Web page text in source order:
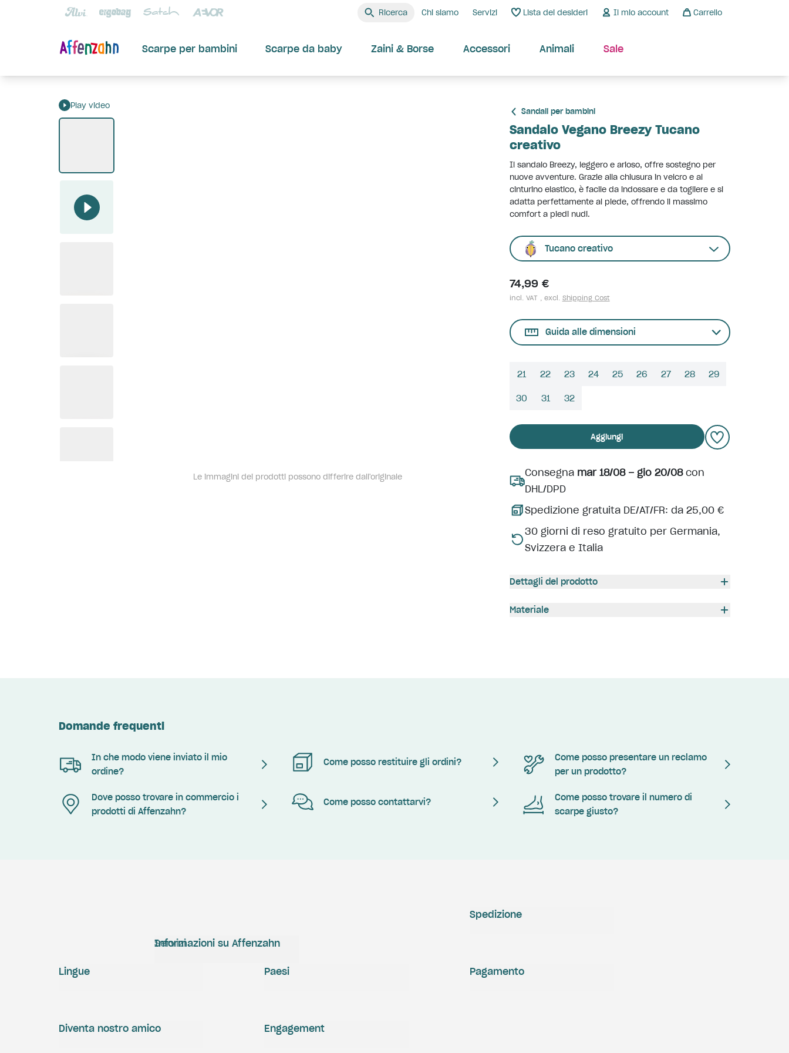
Ricerca Chi siamo Servizi Lista dei desideri Il mio account Carrello
Scarpe per bambini Scarpe da baby Zaini & Borse Accessori Animali Sale
Play video
Le immagini dei prodotti possono differire dall'originale
Sandali per bambini
Sandalo Vegano Breezy Tucano
creativo
Il sandalo Breezy, leggero e arioso, offre sostegno per
nuove avventure. Grazie alla chiusura in velcro e al
cinturino elastico, è facile da indossare e da togliere e si
adatta perfettamente al piede, offrendo il massimo
comfort a piedi nudi.
Tucano creativo
74,99 €
incl. VAT , excl. Shipping Cost
Guida alle dimensioni
21 22 23 24 25 26 27 28 29
30 31 32
Aggiungi
Consegna mar 18/08 – gio 20/08con
DHL/DPD
Spedizione gratuita DE/AT/FR: da 25,00 €
30 giorni di reso gratuito per Germania,
Svizzera e Italia
Dettagli del prodotto
Materiale
Domande frequenti
In che modo viene inviato il mio
ordine?
Come posso restituire gli ordini?
Come posso presentare un reclamo
per un prodotto?
Dove posso trovare in commercio i
prodotti di Affenzahn?
Come posso contattarvi?
Come posso trovare il numero di
scarpe giusto?
Servizi
Informazioni su Affenzahn
Spedizione
Pagamento
Engagement
Diventa nostro amico
Lingue Paesi